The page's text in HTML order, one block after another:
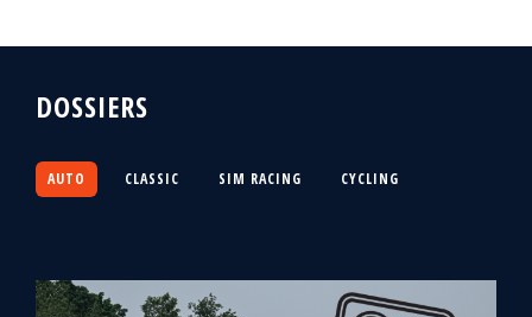
DOSSIERS
AUTO CLASSIC SIM RACING CYCLING